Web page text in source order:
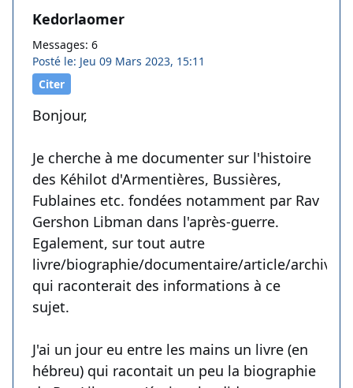
Kedorlaomer
Messages: 6
Posté le: Jeu 09 Mars 2023, 15:11
Citer
Bonjour,
Je cherche à me documenter sur l'histoire
des Kéhilot d'Armentières, Bussières,
Fublaines etc. fondées notamment par Rav
Gershon Libman dans l'après-guerre.
Egalement, sur tout autre
livre/biographie/documentaire/article/archives
qui raconterait des informations à ce
sujet.
J'ai un jour eu entre les mains un livre (en
hébreu) qui racontait un peu la biographie